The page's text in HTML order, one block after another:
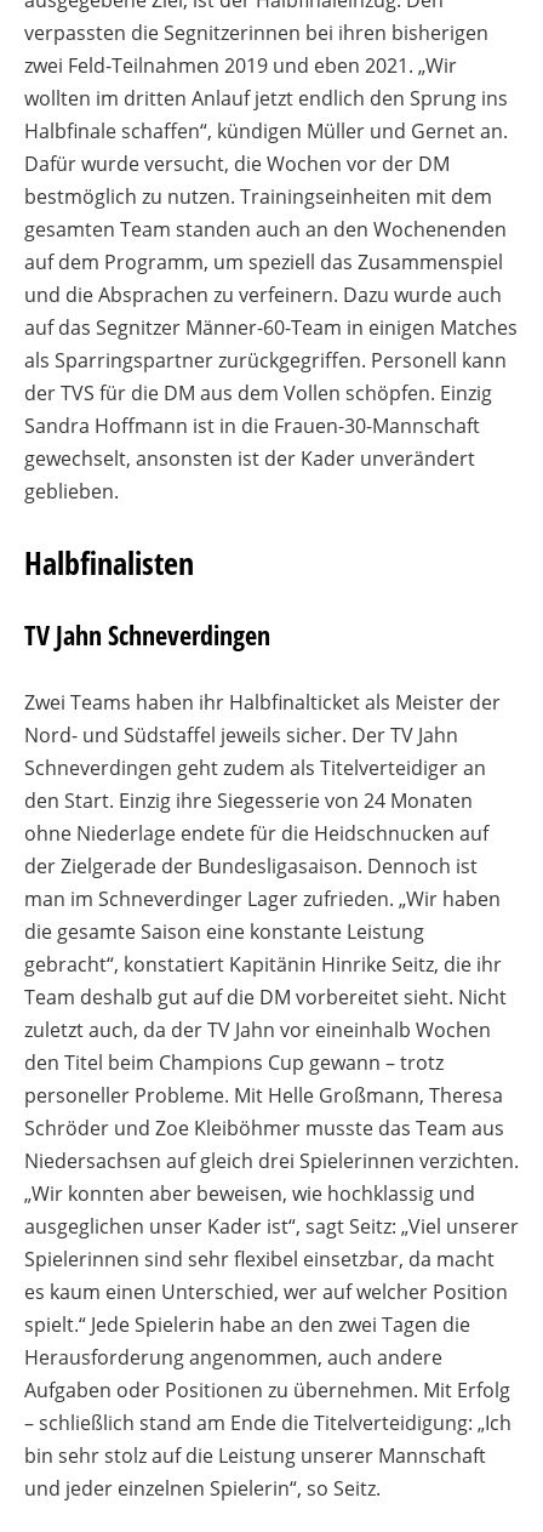
verpassten die Segnitzerinnen bei ihren bisherigen
zwei Feld-Teilnahmen 2019 und eben 2021. „Wir
wollten im dritten Anlauf jetzt endlich den Sprung ins
Halbfinale schaffen“, kündigen Müller und Gernet an.
Dafür wurde versucht, die Wochen vor der DM
bestmöglich zu nutzen. Trainingseinheiten mit dem
gesamten Team standen auch an den Wochenenden
auf dem Programm, um speziell das Zusammenspiel
und die Absprachen zu verfeinern. Dazu wurde auch
auf das Segnitzer Männer-60-Team in einigen Matches
als Sparringspartner zurückgegriffen. Personell kann
der TVS für die DM aus dem Vollen schöpfen. Einzig
Sandra Hoffmann ist in die Frauen-30-Mannschaft
gewechselt, ansonsten ist der Kader unverändert
geblieben.
Halbfinalisten
TV Jahn Schneverdingen
Zwei Teams haben ihr Halbfinalticket als Meister der
Nord- und Südstaffel jeweils sicher. Der TV Jahn
Schneverdingen geht zudem als Titelverteidiger an
den Start. Einzig ihre Siegesserie von 24 Monaten
ohne Niederlage endete für die Heidschnucken auf
der Zielgerade der Bundesligasaison. Dennoch ist
man im Schneverdinger Lager zufrieden. „Wir haben
die gesamte Saison eine konstante Leistung
gebracht“, konstatiert Kapitänin Hinrike Seitz, die ihr
Team deshalb gut auf die DM vorbereitet sieht. Nicht
zuletzt auch, da der TV Jahn vor eineinhalb Wochen
den Titel beim Champions Cup gewann – trotz
personeller Probleme. Mit Helle Großmann, Theresa
Schröder und Zoe Kleiböhmer musste das Team aus
Niedersachsen auf gleich drei Spielerinnen verzichten.
„Wir konnten aber beweisen, wie hochklassig und
ausgeglichen unser Kader ist“, sagt Seitz: „Viel unserer
Spielerinnen sind sehr flexibel einsetzbar, da macht
es kaum einen Unterschied, wer auf welcher Position
spielt.“ Jede Spielerin habe an den zwei Tagen die
Herausforderung angenommen, auch andere
Aufgaben oder Positionen zu übernehmen. Mit Erfolg
– schließlich stand am Ende die Titelverteidigung: „Ich
bin sehr stolz auf die Leistung unserer Mannschaft
und jeder einzelnen Spielerin“, so Seitz.